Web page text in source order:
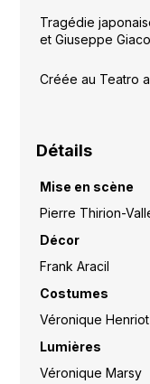
Tragédie
et Giuseppe
Créée au Teatro
Détails
Mise en scène
Pierre Thirion-
Décor
Frank Aracil
Costumes
Véronique Henriot
Lumières
Véronique Marsy